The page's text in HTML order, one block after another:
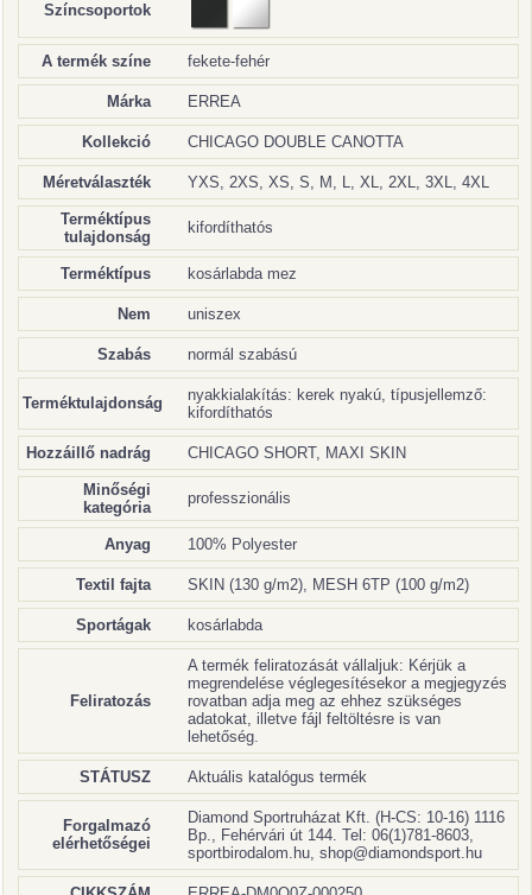
Színcsoportok
A termék színe fekete-fehér
Márka ERREA
Kollekció CHICAGO DOUBLE CANOTTA
Méretválaszték YXS, 2XS, XS, S, M, L, XL, 2XL, 3XL, 4XL
Terméktípus
tulajdonság
kifordíthatós
Terméktípus kosárlabda mez
Nem uniszex
Szabás normál szabású
Terméktulajdonság
nyakkialakítás: kerek nyakú, típusjellemző:
kifordíthatós
Hozzáillő nadrág CHICAGO SHORT, MAXI SKIN
Minőségi
kategória
professzionális
Anyag 100% Polyester
Textil fajta SKIN (130 g/m2), MESH 6TP (100 g/m2)
Sportágak kosárlabda
Feliratozás
A termék feliratozását vállaljuk: Kérjük a
megrendelése véglegesítésekor a megjegyzés
rovatban adja meg az ehhez szükséges
adatokat, illetve fájl feltöltésre is van
lehetőség.
STÁTUSZ Aktuális katalógus termék
Forgalmazó
elérhetőségei
Diamond Sportruházat Kft. (H-CS: 10-16) 1116
Bp., Fehérvári út 144. Tel: 06(1)781-8603,
sportbirodalom.hu, shop@diamondsport.hu